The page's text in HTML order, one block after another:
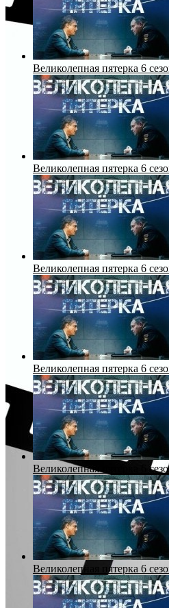
Великолепная пятерка 6
Великолепная пятерка 6
Великолепная пятерка 6
Великолепная пятерка 6
Великолепная пятерка 6
Великолепная пятерка 6